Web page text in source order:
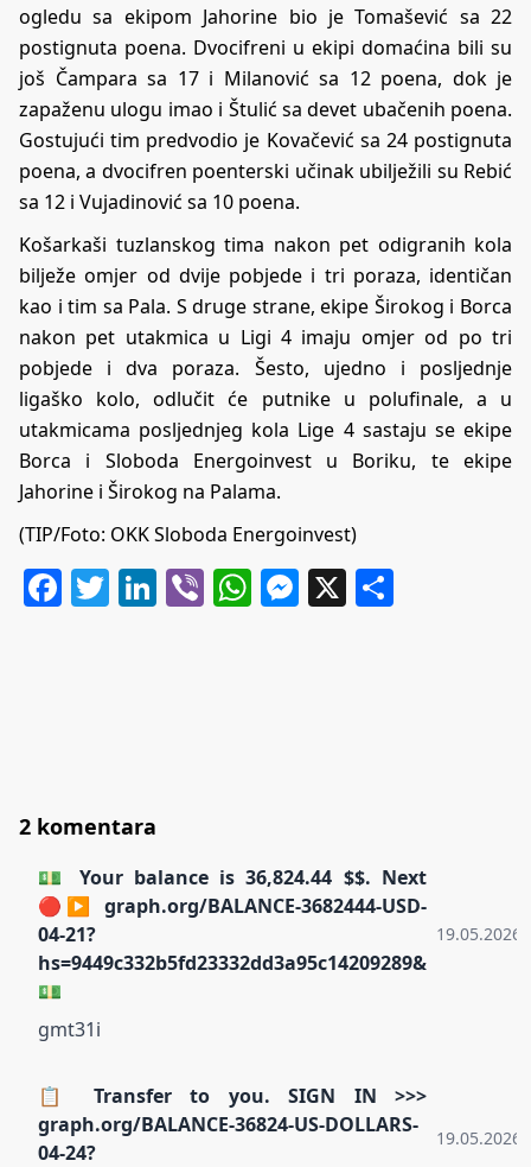
ogledu sa ekipom Jahorine bio je Tomašević sa 22
postignuta poena. Dvocifreni u ekipi domaćina bili su
još Čampara sa 17 i Milanović sa 12 poena, dok je
zapaženu ulogu imao i Štulić sa devet ubačenih poena.
Gostujući tim predvodio je Kovačević sa 24 postignuta
poena, a dvocifren poenterski učinak ubilježili su Rebić
sa 12 i Vujadinović sa 10 poena.
Košarkaši tuzlanskog tima nakon pet odigranih kola
bilježe omjer od dvije pobjede i tri poraza, identičan
kao i tim sa Pala. S druge strane, ekipe Širokog i Borca
nakon pet utakmica u Ligi 4 imaju omjer od po tri
pobjede i dva poraza. Šesto, ujedno i posljednje
ligaško kolo, odlučit će putnike u polufinale, a u
utakmicama posljednjeg kola Lige 4 sastaju se ekipe
Borca i Sloboda Energoinvest u Boriku, te ekipe
Jahorine i Širokog na Palama.
(TIP/Foto: OKK Sloboda Energoinvest)
Facebook
Twitter
LinkedIn
ViberWhatsApp
Messenger
X
2 komentara
💵 Your balance is 36,824.44 $$. Next
🔴▶ graph.org/BALANCE-3682444-USD-
04-21?
hs=9449c332b5fd23332dd3a95c14209289&
💵
19.05.2026.
gmt31i
📋 Transfer to you. SIGN IN >>>
graph.org/BALANCE-36824-US-DOLLARS-
04-24?
19.05.2026.